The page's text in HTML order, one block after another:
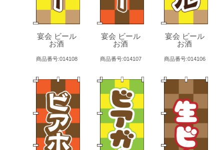
宴会 ビール
お酒
商品番号:014108
宴会 ビール
お酒
商品番号:014107
宴会 ビール
お酒
商品番号:014106